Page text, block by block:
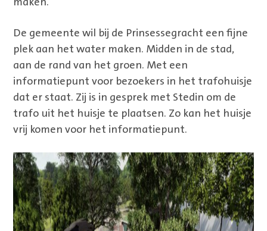
De gemeente wil bij de Prinsessegracht een fijne
plek aan het water maken. Midden in de stad,
aan de rand van het groen. Met een
informatiepunt voor bezoekers in het trafohuisje
dat er staat. Zij is in gesprek met Stedin om de
trafo uit het huisje te plaatsen. Zo kan het huisje
vrij komen voor het informatiepunt.